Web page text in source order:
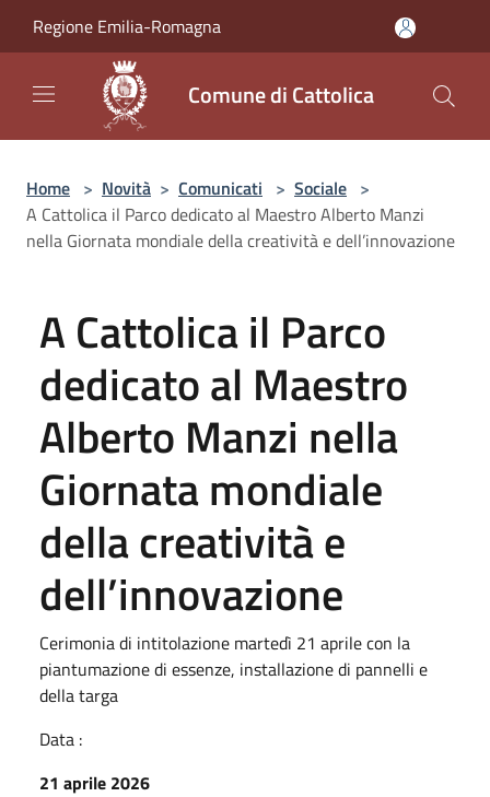
Regione Emilia-Romagna
Comune di Cattolica
Home > Novità > Comunicati > Sociale >
A Cattolica il Parco dedicato al Maestro Alberto Manzi
nella Giornata mondiale della creatività e dell’innovazione
A Cattolica il Parco
dedicato al Maestro
Alberto Manzi nella
Giornata mondiale
della creatività e
dell’innovazione
Cerimonia di intitolazione martedì 21 aprile con la
piantumazione di essenze, installazione di pannelli e
della targa
Data :
21 aprile 2026